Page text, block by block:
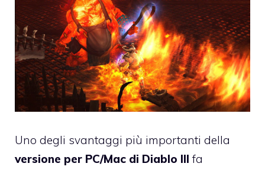
Uno degli svantaggi più importanti della
versione per PC/Mac di Diablo III fa